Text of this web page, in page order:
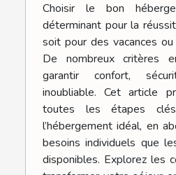
Choisir le bon
déterminant pour la
soit pour des vacances
De nombreux critères
garantir confort,
inoubliable. Cet article
toutes les étapes
l’hébergement idéal, en
besoins individuels que
disponibles. Explorez les